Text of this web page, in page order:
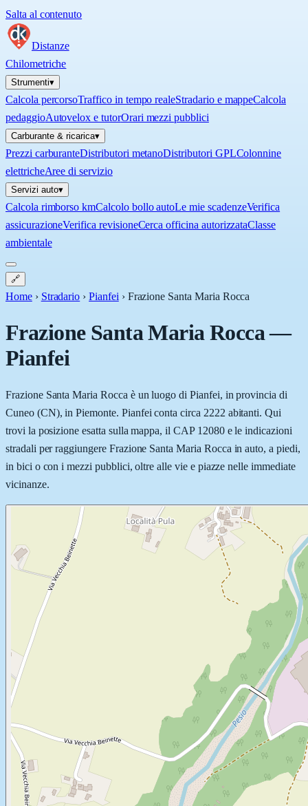
Salta al contenuto
Distanze
Chilometriche
Strumenti▾
Calcola percorsoTraffico in tempo realeStradario e mappeCalcola
pedaggioAutovelox e tutorOrari mezzi pubblici
Carburante & ricarica▾
Prezzi carburanteDistributori metanoDistributori GPLColonnine
elettricheAree di servizio
Servizi auto▾
Calcola rimborso kmCalcolo bollo autoLe mie scadenzeVerifica
assicurazioneVerifica revisioneCerca officina autorizzataClasse
ambientale
🔗
Home › Stradario › Pianfei › Frazione Santa Maria Rocca
Frazione Santa Maria Rocca—
Pianfei
Frazione Santa Maria Rocca è un luogo di Pianfei, in provincia di
Cuneo (CN), in Piemonte. Pianfei conta circa 2222 abitanti. Qui
trovi la posizione esatta sulla mappa, il CAP 12080 e le indicazioni
stradali per raggiungere Frazione Santa Maria Rocca in auto, a piedi,
in bici o con i mezzi pubblici, oltre alle vie e piazze nelle immediate
vicinanze.